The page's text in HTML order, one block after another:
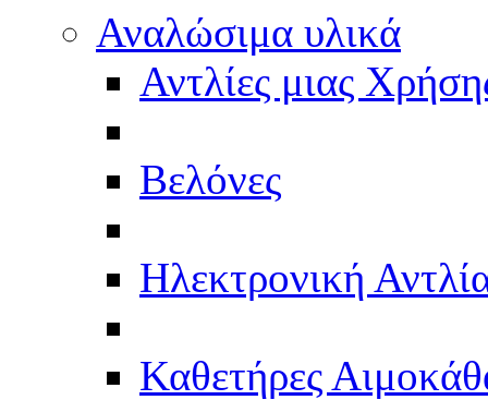
Αναλώσιμα υλικά
Αντλίες μιας
Βελόνες
Ηλεκτρονική
Καθετήρες